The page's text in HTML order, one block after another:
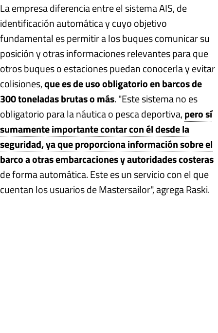
La empresa diferencia entre el sistema AIS, de
identificación automática y cuyo objetivo
fundamental es permitir a los buques comunicar su
posición y otras informaciones relevantes para que
otros buques o estaciones puedan conocerla y evitar
colisiones,que es de uso obligatorio en barcos de
300 toneladas brutas o más. "Este sistema no es
obligatorio para la náutica o pesca deportiva,pero sí
sumamente importante contar con él desde la
seguridad, ya que proporciona información sobre el
barco a otras embarcaciones y autoridades costeras
de forma automática. Este es un servicio con el que
cuentan los usuarios de Mastersailor", agrega Raski.